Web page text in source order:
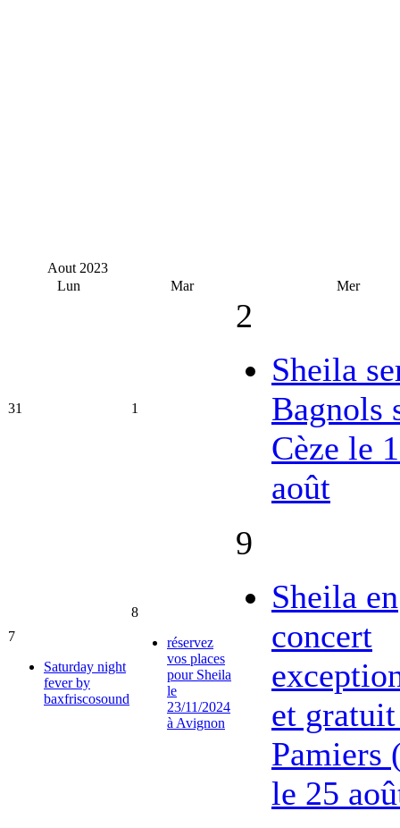
Aout 2023
Lun
Mar Mer
31 1
2
Sheila
Bagnols
Cèze le
août
7
Saturday night
fever by
baxfriscosound
8
réservez
vos places
pour Sheila
le
23/11/2024
à Avignon
9
Sheila en
concert
et
Pamiers
le 25